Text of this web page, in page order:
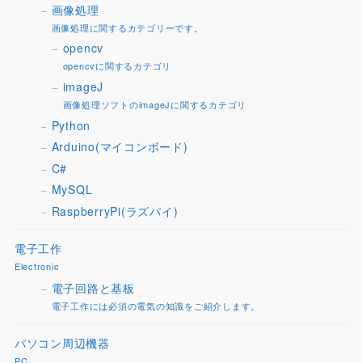
画像処理
画像処理に関するカテゴリーです。
opencv
opencvに関するカテゴリ
imageJ
画像処理ソフトのimageJに関するカテゴリ
Python
Arduino(マイコンボード)
C#
MySQL
RaspberryPi(ラズパイ)
電子工作
Electronic
電子回路と基板
電子工作には必須の電気の知識をご紹介します。
パソコン周辺機器